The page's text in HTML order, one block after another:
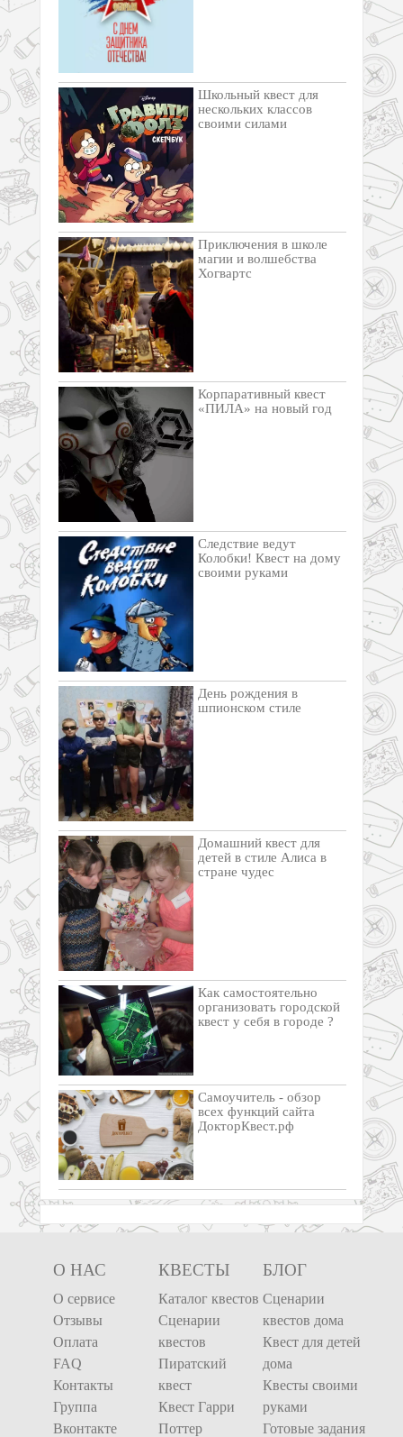
Школьный квест для
нескольких классов
своими силами
Приключения в школе
магии и волшебства
Хогвартс
Корпаративный квест
«ПИЛА» на новый год
Следствие ведут
Колобки! Квест на дому
своими руками
День рождения в
шпионском стиле
Домашний квест для
детей в стиле Алиса в
стране чудес
Как самостоятельно
организовать городской
квест у себя в городе ?
Самоучитель - обзор
всех функций сайта
ДокторКвест.рф
О НАС
О сервисе
Отзывы
Оплата
FAQ
Контакты
Группа
Вконтакте
КВЕСТЫ
Каталог квестов
Сценарии
квестов
Пиратский
квест
Квест Гарри
Поттер
БЛОГ
Сценарии
квестов дома
Квест для детей
дома
Квесты своими
руками
Готовые задания